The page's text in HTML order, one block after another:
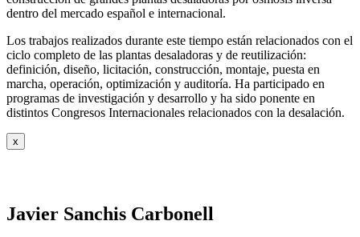
dentro del mercado español e internacional.
Los trabajos realizados durante este tiempo están relacionados con el
ciclo completo de las plantas desaladoras y de reutilización:
definición, diseño, licitación, construcción, montaje, puesta en
marcha, operación, optimización y auditoría. Ha participado en
programas de investigación y desarrollo y ha sido ponente en
distintos Congresos Internacionales relacionados con la desalación.
x
Javier Sanchis Carbonell